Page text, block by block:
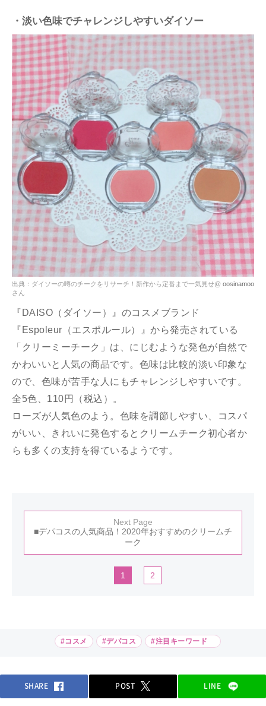
・淡い色味でチャレンジしやすいダイソー
出典：ダイソーの噂のチークをリサーチ！新作から定番まで一気見せ@ oosinamoo
さん
『DAISO（ダイソー）』のコスメブランド
『Espoleur（エスポルール）』から発売されている
「クリーミーチーク」は、にじむような発色が自然で
かわいいと人気の商品です。色味は比較的淡い印象な
ので、色味が苦手な人にもチャレンジしやすいです。
全5色、110円（税込）。
ローズが人気色のよう。色味を調節しやすい、コスパ
がいい、きれいに発色するとクリームチーク初心者か
らも多くの支持を得ているようです。
Next Page
■デパコスの人気商品！2020年おすすめのクリームチ
ーク
1 2
#コスメ #デパコス #注目キーワード
SHARE POST LINE